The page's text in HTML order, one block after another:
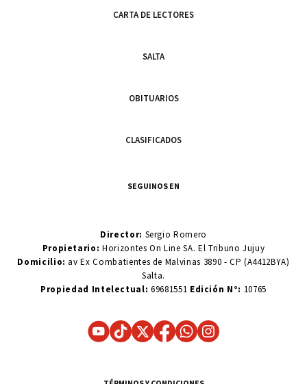
CARTA DE LECTORES
SALTA
OBITUARIOS
CLASIFICADOS
SEGUINOS EN
Director: Sergio Romero
Propietario:Horizontes On Line SA. El Tribuno Jujuy
Domicilio: av Ex Combatientes de Malvinas 3890 - CP (A4412BYA)
Salta.
Propiedad Intelectual: 69681551 Edición N°: 10765